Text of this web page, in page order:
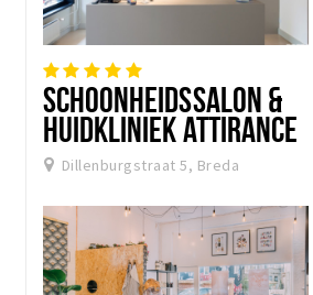
SCHOONHEIDSSALON &
HUIDKLINIEK ATTIRANCE
Dillenburgstraat 5, Breda